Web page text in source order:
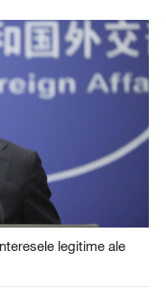
legitime ale